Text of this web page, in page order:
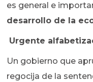
es general e
desarrollo de la
Urgente
Un gobierno que
regocija de la